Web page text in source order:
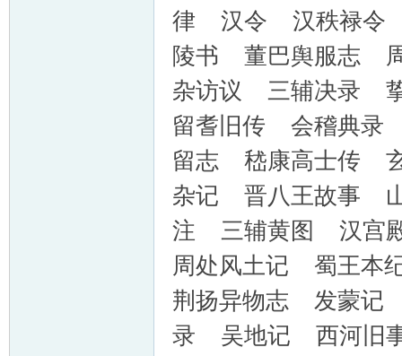
律 汉令 汉秩禄令
陵书 董巴舆服志
杂访议 三辅决录
留耆旧传 会稽典
留志 嵇康高士传
杂记 晋八王故事
注 三辅黄图 汉宫
周处风土记 蜀王
荆扬异物志 发蒙
录 吴地记 西河